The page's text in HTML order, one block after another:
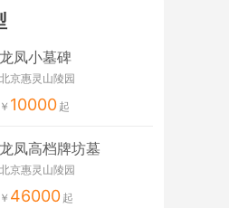
龙凤小墓碑
北京惠灵山陵园
10000
龙凤高档牌坊墓
北京惠灵山陵园
46000